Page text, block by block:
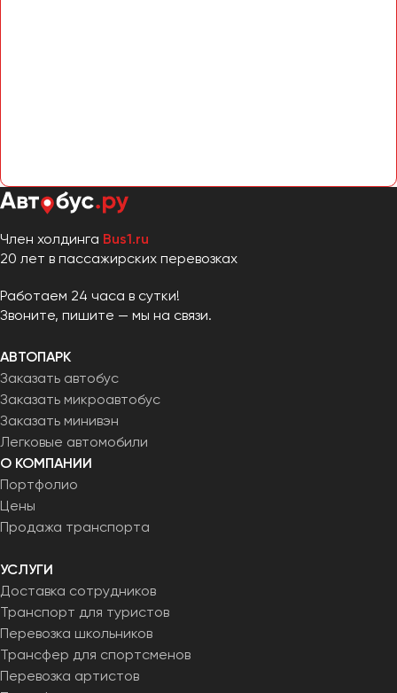
Член холдинга Bus1.ru
20 лет в пассажирских перевозках
Работаем 24 часа в сутки!
Звоните, пишите — мы на связи.
АВТОПАРК
Заказать автобус
Заказать микроавтобус
Заказать минивэн
Легковые автомобили
О КОМПАНИИ
Портфолио
Цены
Продажа транспорта
УСЛУГИ
Доставка сотрудников
Транспорт для туристов
Перевозка школьников
Трансфер для спортсменов
Перевозка артистов